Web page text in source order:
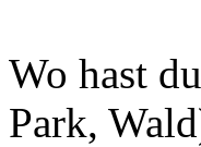
Wo hast
Park,